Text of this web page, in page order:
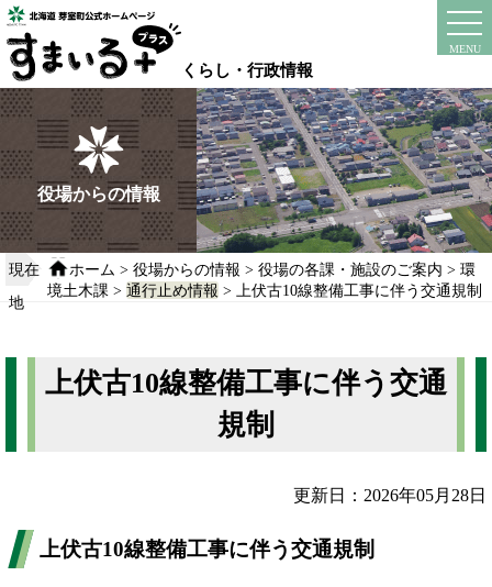
本
文
へ
移
動
る
くらし・行政情報
MENU
instagram
役場からの情報
現在
地
ホーム >役場からの情報 >役場の各課・施設のご案内 >環
境土木課 >通行止め情報 > 上伏古10線整備工事に伴う交通規制
上伏古10線整備工事に伴う交通
規制
更新日：2026年05月28日
上伏古10線整備工事に伴う交通規制